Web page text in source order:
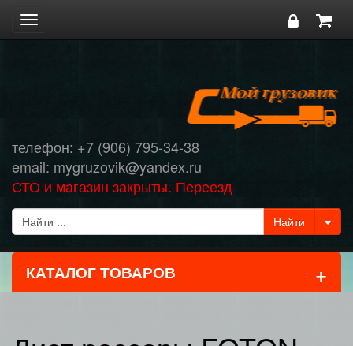
Toggle
navigation
телефон: +7 (906) 795-34-38
email: mygruzovik@yandex.ru
СТО и магазин закрыты. Переезд
КАТАЛОГ ТОВАРОВ +